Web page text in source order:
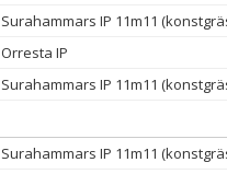
Surahammars IP 11m11
Orresta IP
Surahammars IP 11m11
Surahammars IP 11m11